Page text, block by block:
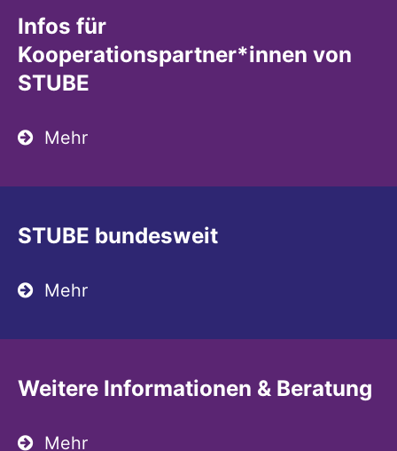
Infos für
Kooperationspartner*innen von
STUBE
Mehr
STUBE bundesweit
Mehr
Weitere Informationen & Beratung
Mehr